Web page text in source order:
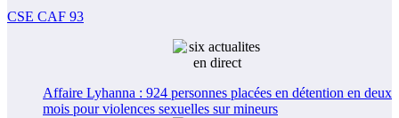
CSE CAF 93
Affaire Lyhanna : 924 personnes placées en détention en deux
mois pour violences sexuelles sur mineurs